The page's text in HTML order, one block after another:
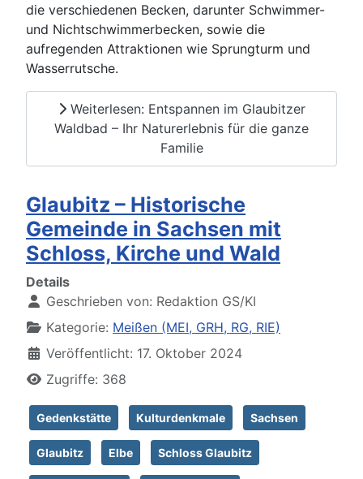
die verschiedenen Becken, darunter Schwimmer-
und Nichtschwimmerbecken, sowie die
aufregenden Attraktionen wie Sprungturm und
Wasserrutsche.
Weiterlesen: Entspannen im Glaubitzer
Waldbad – Ihr Naturerlebnis für die ganze
Familie
Glaubitz – Historische
Gemeinde in Sachsen mit
Schloss, Kirche und Wald
Details
Geschrieben von: Redaktion GS/KI
Kategorie: Meißen (MEI, GRH, RG, RIE)
Veröffentlicht: 17. Oktober 2024
Zugriffe: 368
Gedenkstätte Kulturdenkmale Sachsen
Glaubitz Elbe Schloss Glaubitz